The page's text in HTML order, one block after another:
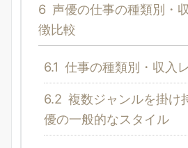
6 声優の仕事の種類別・
徴比較
6.1 仕事の種類別・収入
6.2 複数ジャンルを掛け
優の一般的なスタイル